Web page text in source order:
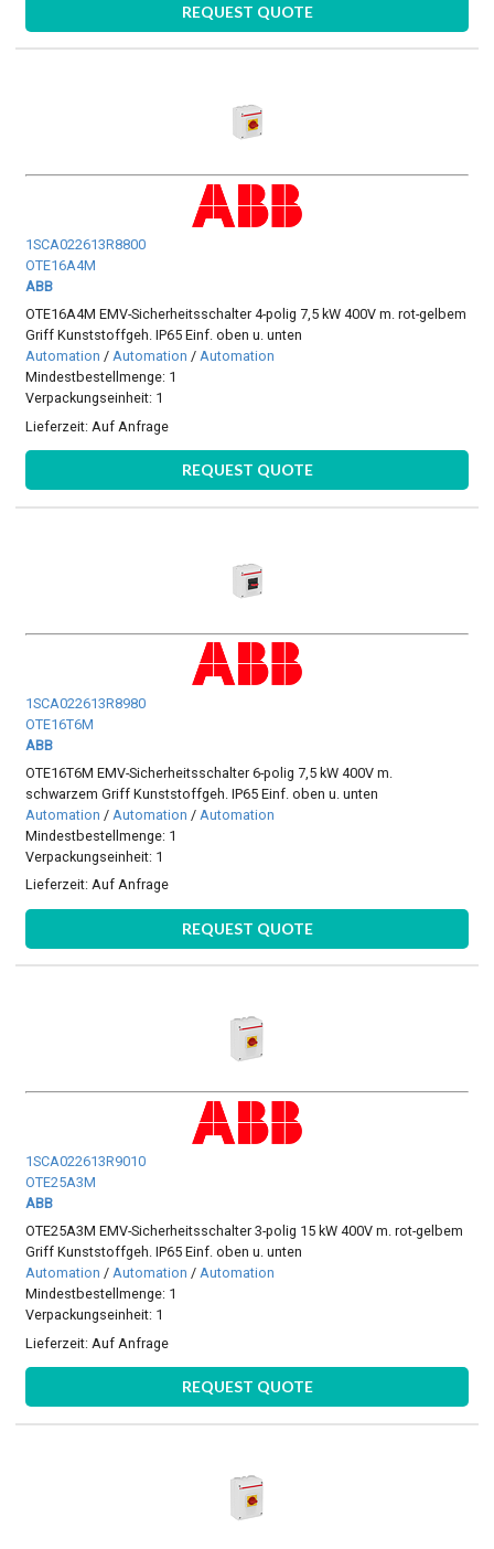
REQUEST QUOTE
1SCA022613R8800
OTE16A4M
ABB
OTE16A4M EMV-Sicherheitsschalter 4-polig 7,5 kW 400V m. rot-gelbem
Griff Kunststoffgeh. IP65 Einf. oben u. unten
Automation /Automation /Automation
Mindestbestellmenge: 1
Verpackungseinheit: 1
Lieferzeit: Auf Anfrage
REQUEST QUOTE
1SCA022613R8980
OTE16T6M
ABB
OTE16T6M EMV-Sicherheitsschalter 6-polig 7,5 kW 400V m.
schwarzem Griff Kunststoffgeh. IP65 Einf. oben u. unten
Automation / Automation / Automation
Mindestbestellmenge: 1
Verpackungseinheit: 1
Lieferzeit:Auf Anfrage
REQUEST QUOTE
1SCA022613R9010
OTE25A3M
ABB
OTE25A3M EMV-Sicherheitsschalter 3-polig 15 kW 400V m. rot-gelbem
Griff Kunststoffgeh. IP65 Einf. oben u. unten
Automation /Automation /Automation
Mindestbestellmenge: 1
Verpackungseinheit: 1
Lieferzeit: Auf Anfrage
REQUEST QUOTE